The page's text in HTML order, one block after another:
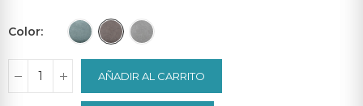
Color
AÑADIR AL CARRITO